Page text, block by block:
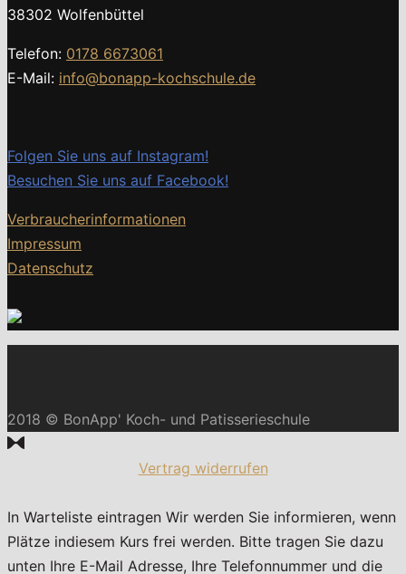
38302 Wolfenbüttel
Telefon: 0178 6673061
E-Mail: info@bonapp-kochschule.de
Folgen Sie uns auf Instagram!
Besuchen Sie uns auf Facebook!
Verbraucherinformationen
Impressum
Datenschutz
2018 © BonApp' Koch- und Patisserieschule
Vertrag widerrufen
In Warteliste eintragen Wir werden Sie informieren, wenn
Plätze indiesem Kurs frei werden. Bitte tragen Sie dazu
unten Ihre E-Mail Adresse, Ihre Telefonnummer und die